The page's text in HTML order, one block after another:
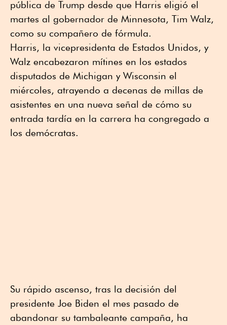
pública de Trump desde que Harris eligió el
martes al gobernador de Minnesota, Tim Walz,
como su compañero de fórmula.
Harris, la vicepresidenta de Estados Unidos, y
Walz encabezaron mítines en los estados
disputados de Michigan y Wisconsin el
miércoles, atrayendo a decenas de millas de
asistentes en una nueva señal de cómo su
entrada tardía en la carrera ha congregado a
los demócratas.
Su rápido ascenso, tras la decisión del
presidente Joe Biden el mes pasado de
abandonar su tambaleante campaña, ha